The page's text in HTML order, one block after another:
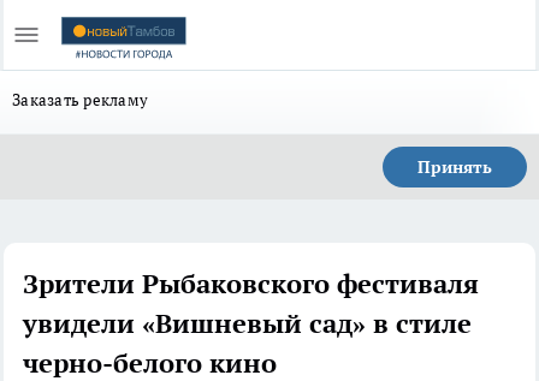
Заказать рекламу
Принять
Зрители Рыбаковского фестиваля
увидели «Вишневый сад» в стиле
черно-белого кино